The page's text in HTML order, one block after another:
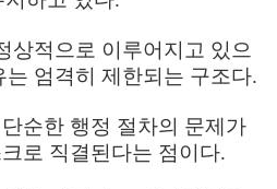
상적으로 이루어지고 있으
는 엄격히 제한되는 구조다.
순한 행정 절차의 문제가
로 직결된다는 점이다.